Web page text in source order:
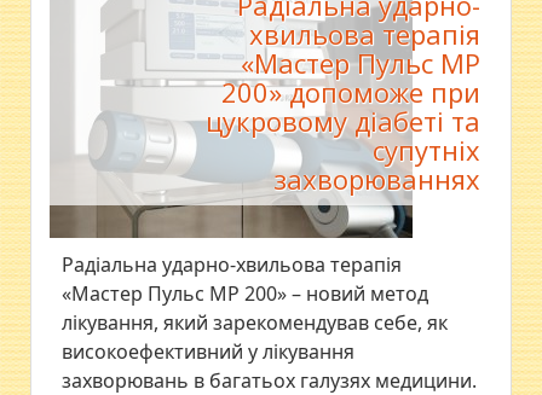
хвильова терапія
«Мастер Пульс МР
200» допоможе при
цукровому діабеті та
супутніх
захворюваннях
Радіальна ударно-хвильова терапія
«Мастер Пульс МР 200» – новий метод
лікування, який зарекомендував себе, як
високоефективний у лікування
захворювань в багатьох галузях медицини.